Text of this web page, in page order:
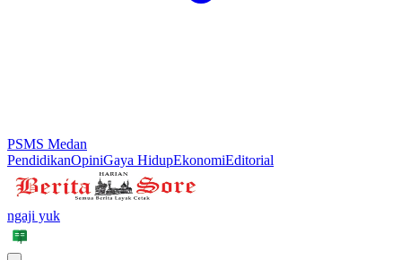
PSMS Medan
PendidikanOpiniGaya HidupEkonomiEditorial
ngaji yuk